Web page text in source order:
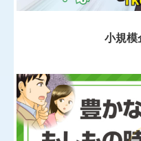
経営革新等支援機関とは
経営改善オンデマンド講座
小規模